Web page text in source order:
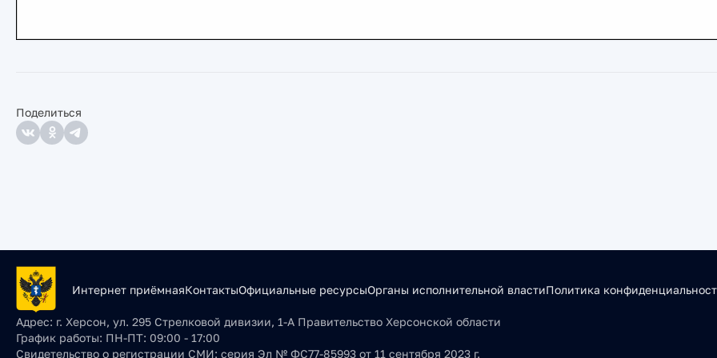
Поделиться
Интернет приёмнаяКонтактыОфициальные ресурсыОрганы исполнительной властиПолитика
Адрес: г. Херсон, ул. 295 Стрелковой дивизии, 1-А Правительство Херсонской области
График работы: ПН-ПТ: 09:00 - 17:00
Свидетельство о регистрации СМИ: серия Эл № ФС77-85993 от 11 сентября 2023 г.